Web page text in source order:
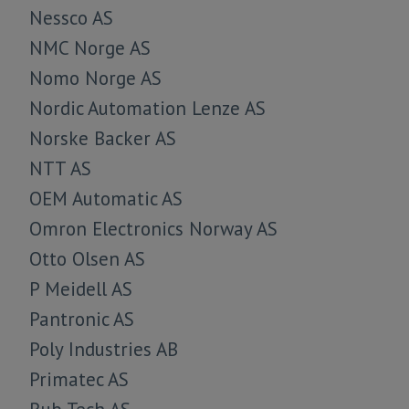
Nessco AS
NMC Norge AS
Nomo Norge AS
Nordic Automation Lenze AS
Norske Backer AS
NTT AS
OEM Automatic AS
Omron Electronics Norway AS
Otto Olsen AS
P Meidell AS
Pantronic AS
Poly Industries AB
Primatec AS